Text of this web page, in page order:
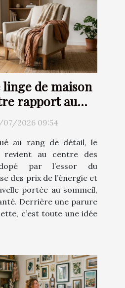
de maison
rapport au
07/2026 09:54
au rang de détail, le
revient au centre des
dopé par l’essor du
des prix de l’énergie et
portée au sommeil,
Derrière une parure
c’est toute une idée